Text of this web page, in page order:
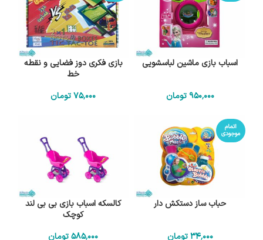
اسباب بازی ماشین لباسشویی
950٬000 تومان
بازی فکری دوز فضایی و نقطه
خط
75٬000تومان
اتمام
موجودی
حباب ساز دستکش دار
34٬000 تومان
کالسکه اسباب بازی بی بی لند
کوچک
585٬000تومان